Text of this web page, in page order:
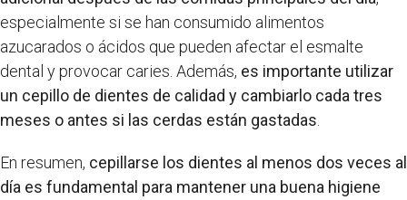
especialmente si se han consumido alimentos
azucarados o ácidos que pueden afectar el esmalte
dental y provocar caries. Además, es importante utilizar
un cepillo de dientes de calidad y cambiarlo cada tres
meses o antes si las cerdas están gastadas
En resumen, cepillarse los dientes al menos dos veces al
día es fundamental para mantener una buena higiene